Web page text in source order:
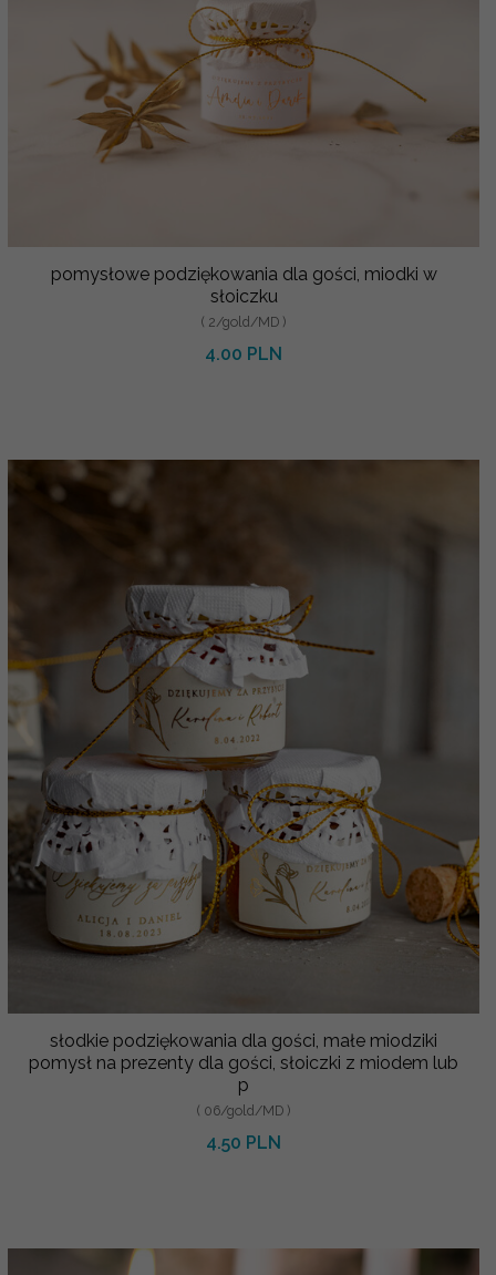
pomysłowe podziękowania dla gości, miodki w
słoiczku
( 2/gold/MD )
4.00 PLN
słodkie podziękowania dla gości, małe miodziki
pomysł na prezenty dla gości, słoiczki z miodem lub
p
( 06/gold/MD )
4.50 PLN